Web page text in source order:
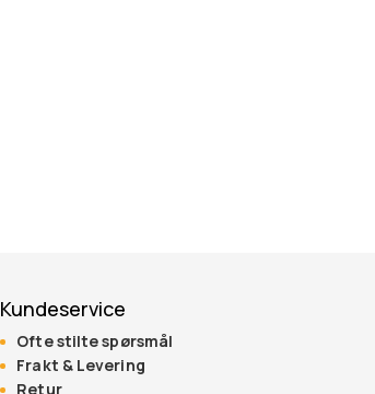
Kundeservice
Ofte stilte spørsmål
Frakt & Levering
Retur